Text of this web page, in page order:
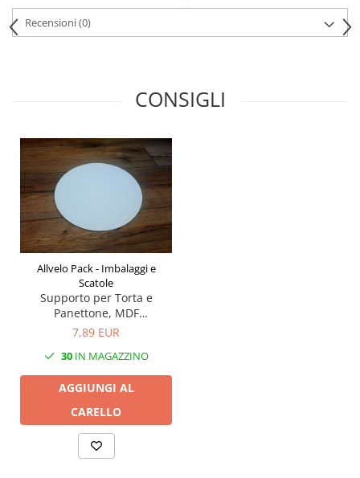
Vassoi in Cartone
Vassoi per Pasticcini e Torte
Recensioni(0)
CONSIGLI
Allvelo Pack - Imbalaggi e
Scatole
Supporto per Torta e
Panettone, MDF
295X295MM- Set 3 pezzi
7,89 EUR
30IN MAGAZZINO
AGGIUNGI AL
CARELLO